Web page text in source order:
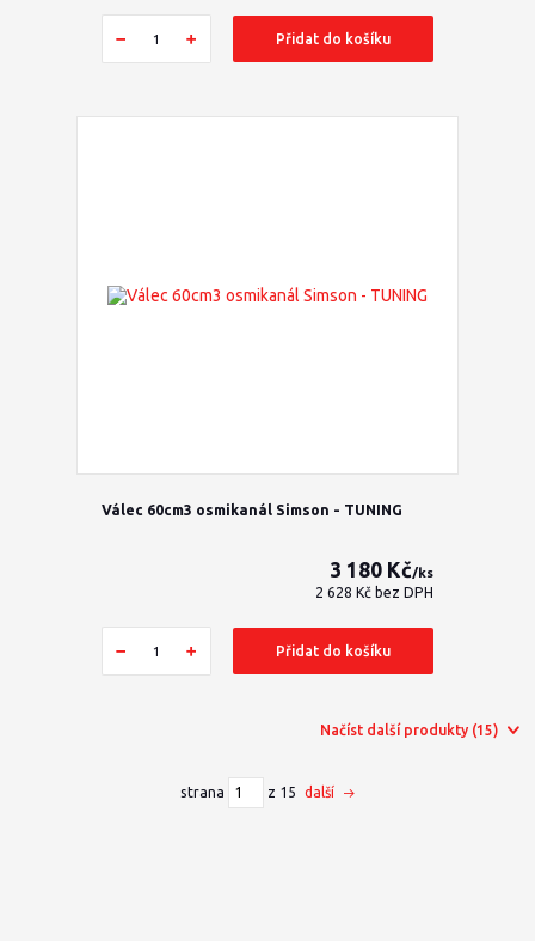
Přidat do košíku
Válec 60cm3 osmikanál Simson - TUNING
3 180 Kč/ks
2 628 Kč bez DPH
Přidat do košíku
Načíst další produkty (15)
strana z 15 další